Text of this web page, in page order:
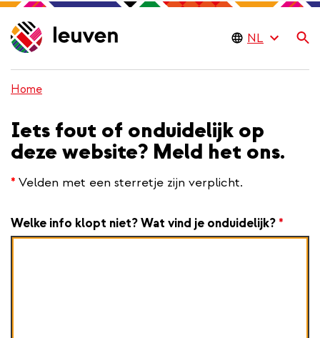
Overslaan
en
naar
gaan
Home
Iets fout of onduidelijk op
deze website? Meld het ons.
* Velden met een sterretje zijn verplicht.
Welke info klopt niet? Wat vind je onduidelijk? *